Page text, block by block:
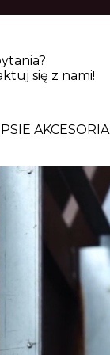
się z nami!
PSIE AKCESORIA